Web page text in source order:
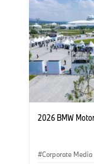
2026 BMW
Corporate Media